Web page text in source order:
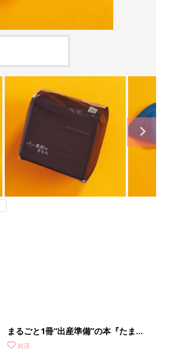
まるごと1冊“出産準備”の本『たまご
クラブ 夏号』〈スペシャル大特集〉
妊活